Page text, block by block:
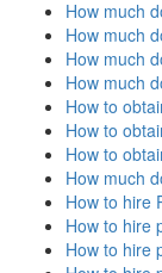
How much
How much
How much
How much
How to
How to
How to
How much
How to hire
How to hire
How to hire